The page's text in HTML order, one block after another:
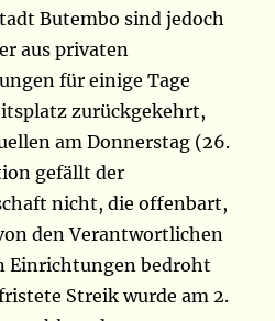
Butembo sind jedoch
aus privaten
für einige Tage
zurückgekehrt,
am Donnerstag (26.
gefällt der
nicht, die offenbart,
den Verantwortlichen
Einrichtungen bedroht
Streik wurde am 2.